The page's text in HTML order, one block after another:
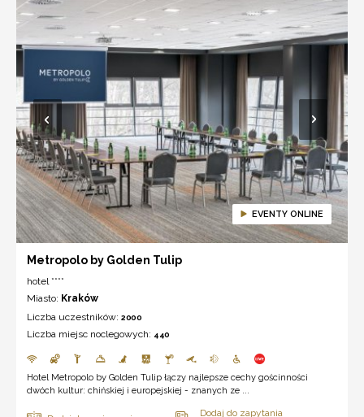
EVENTY ONLINE
Metropolo by Golden Tulip
hotel ****
Miasto: Kraków
Liczba uczestników: 2000
Liczba miejsc noclegowych: 440
Hotel Metropolo by Golden Tulip łączy najlepsze cechy gościnności
dwóch kultur: chińskiej i europejskiej - znanych ze ...